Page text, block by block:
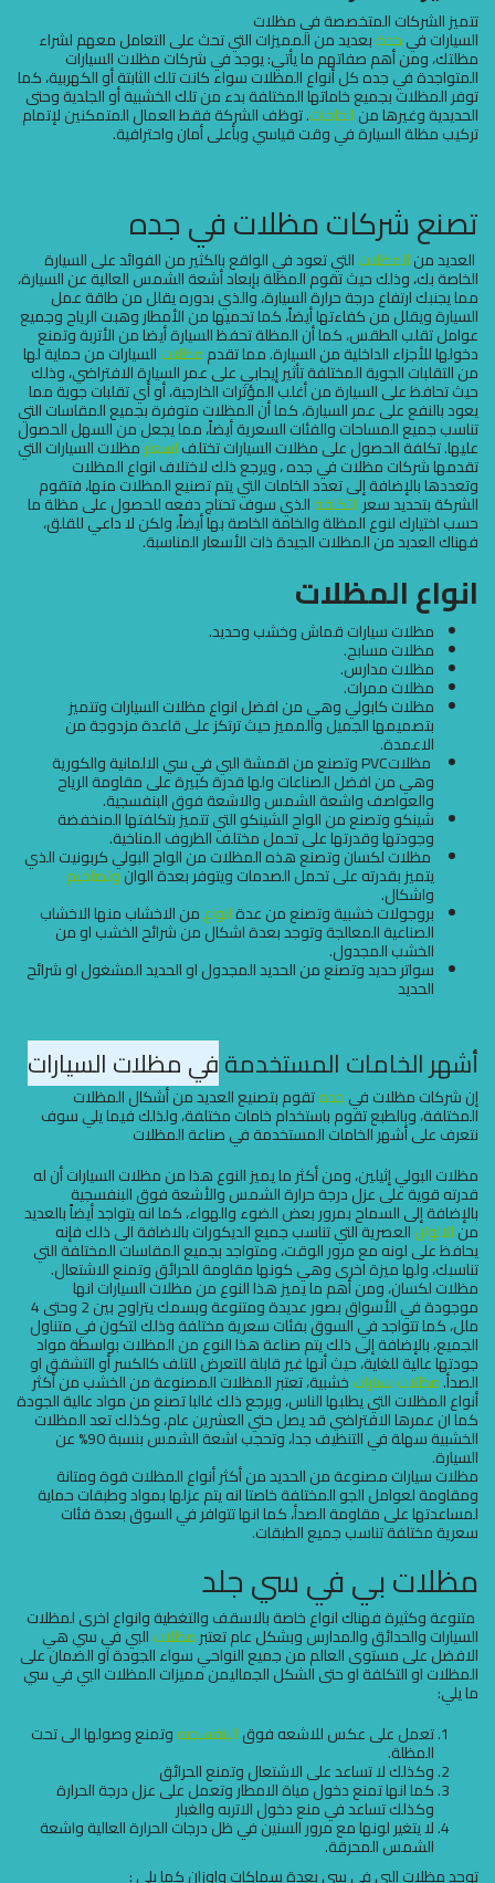
تتميز الشركات المتخصصة في مظلات
السيارات فيجدةبعديد من المميزات التي تحث على التعامل معهم لشراء
مظلتك، ومن أهم صفاتهم ما يأتي: يوجد في شركات مظلات السيارات
المتواجدة في جده كل أنواع المظلات سواء كانت تلك الثابتة أو الكهربية، كما
توفر المظلات بجميع خاماتها المختلفة بدء من تلك الخشبية أو الجلدية وحتى
الحديدية وغيرها منالخامات. توظف الشركة فقط العمال المتمكنين لإتمام
تركيب مظلة السيارة في وقت قياسي وبأعلى أمان واحترافية.
تصنع شركات مظلات في جده
العديد منالمظلاتالتي تعود في الواقع بالكثير من الفوائد على السيارة
الخاصة بك، وذلك حيث تقوم المظلة بإبعاد أشعة الشمس العالية عن السيارة،
مما يجنبك ارتفاع درجة حرارة السيارة، والذي بدوره يقلل من طاقة عمل
السيارة ويقلل من كفاءتها أيضاً، كما تحميها من الأمطار وهبت الرياح وجميع
عوامل تقلب الطقس، كما أن المظلة تحفظ السيارة أيضا من الأتربة وتمنع
دخولها للأجزاء الداخلية من السيارة. مما تقدممظلاتالسيارات من حماية لها
من التقلبات الجوية المختلفة تأثير إيجابي على عمر السيارة الافتراضي، وذلك
حيث تحافظ على السيارة من أغلب المؤثرات الخارجية، أو أي تقلبات جوية مما
يعود بالنفع على عمر السيارة، كما أن المظلات متوفرة بجميع المقاسات التي
تناسب جميع المساحات والفئات السعرية أيضاً، مما يجعل من السهل الحصول
عليها. تكلفة الحصول على مظلات السيارات تختلفاسعارمظلات السيارات التي
تقدمها شركات مظلات في جده ، ويرجع ذلك لاختلاف انواع المظلات
وتعددها بالإضافة إلى تعدد الخامات التي يتم تصنيع المظلات منها، فتقوم
الشركة بتحديد سعرالتكلفةالذي سوف تحتاج دفعه للحصول على مظلة ما
حسب اختيارك لنوع المظلة والخامة الخاصة بها أيضاً، ولكن لا داعي للقلق،
فهناك العديد من المظلات الجيدة ذات الأسعار المناسبة.
انواع المظلات
مظلات سيارات قماش وخشب وحديد.
مظلات مسابح.
مظلات مدارس.
مظلات ممرات.
مظلات كابولي وهي من افضل انواع مظلات السيارات وتتميز
بتصميمها الجميل والمميز حيث ترتكز على قاعدة مزدوجة من
الاعمدة.
مظلاتPVC وتصنع من اقمشة البي في سي الالمانية والكورية
وهي من افضل الصناعات ولها قدرة كبيرة على مقاومة الرياح
والعواصف واشعة الشمس والاشعة فوق البنفسجية.
شينكو وتصنع من الواح الشينكو التي تتميز بتكلفتها المنخفضة
وجودتها وقدرتها على تحمل مختلف الظروف المناخية.
مظلات لكسان وتصنع هذه المظلات من الواح البولي كربونيت الذي
يتميز بقدرته على تحمل الصدمات ويتوفر بعدة الوانوتصاميم
واشكال.
بروجولات خشبية وتصنع من عدةانواعمن الاخشاب منها الاخشاب
الصناعية المعالجة وتوجد بعدة اشكال من شرائح الخشب او من
الخشب المجدول.
سواتر حديد وتصنع من الحديد المجدول او الحديد المشغول او شرائح
الحديد
أشهر الخامات المستخدمةفي مظلات السيارات
إن شركات مظلات فيجدهتقوم بتصنيع العديد من أشكال المظلات
المختلفة، وبالطبع تقوم باستخدام خامات مختلفة، ولذلك فيما يلي سوف
نتعرف على أشهر الخامات المستخدمة في صناعة المظلات
مظلات البولي إثيلين، ومن أكثر ما يميز النوع هذا من مظلات السيارات أن له
قدرته قوية على عزل درجة حرارة الشمس والأشعة فوق البنفسجية
بالإضافة إلى السماح بمرور بعض الضوء والهواء، كما انه يتواجد أيضاً بالعديد
منالالوانالعصرية التي تناسب جميع الديكورات بالاضافة الى ذلك فإنه
يحافظ على لونه مع مرور الوقت، ومتواجد بجميع المقاسات المختلفة التي
تناسبك، ولها ميزة اخرى وهي كونها مقاومة للحرائق وتمنع الاشتعال.
مظلات لكسان، ومن أهم ما يميز هذا النوع من مظلات السيارات انها
موجودة في الأسواق بصور عديدة ومتنوعة وبسمك يتراوح بين 2 وحتى 4
ملل، كما تتواجد في السوق بفئات سعرية مختلفة وذلك لتكون في متناول
الجميع، بالإضافة إلى ذلك يتم صناعة هذا النوع من المظلات بواسطة مواد
جودتها عالية للغاية، حيث أنها غير قابلة للتعرض للتلف كالكسر أو التشقق او
الصدأ.مظلات سياراتخشبية، تعتبر المظلات المصنوعة من الخشب من أكثر
أنواع المظلات التي يطلبها الناس، ويرجع ذلك غالبا تصنع من مواد عالية الجودة
كما ان عمرها الافتراضي قد يصل حتي العشرين عام، وكذلك تعد المظلات
الخشبية سهلة في التنظيف جدا، وتحجب اشعة الشمس بنسبة 90% عن
السيارة.
مظلات سيارات مصنوعة من الحديد من أكثر أنواع المظلات قوة ومتانة
ومقاومة لعوامل الجو المختلفة خاصتا انه يتم عزلها بمواد وطبقات حماية
لمساعدتها على مقاومة الصدأ، كما انها تتوافر في السوق بعدة فئات
سعرية مختلفة تناسب جميع الطبقات.
مظلات بي في سي جلد
متنوعة وكثیرة فهناك انواع خاصة بالاسقف والتغطیة وانواع اخرى لمظلات
السیارات والحدائق والمدارس وبشكل عام تعتبرمظلاتالبي في سي هي
الافضل على مستوى العالم من جمیع النواحي سواء الجودة او الضمان على
المظلات او التكلفة او حتى الشكل الجماليمن ممیزات المظلات البي في سي
ما يلي:
تعمل على عكس للاشعه فوقالبنفسجیهوتمنع وصولها الى تحت
المظلة.
وكذلك لا تساعد على الاشتعال وتمنع الحرائق
كما انها تمنع دخول میاة الامطار وتعمل على عزل درجة الحرارة
وكذلك تساعد في منع دخول الاتربه والغبار
لا یتغیر لونها مع مرور السنین في ظل درجات الحرارة العالية واشعة
الشمس المحرقة.
توجد مظلات البي في سي بعدة سماكات واوزان كما يلي :